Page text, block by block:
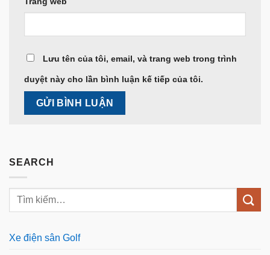
Lưu tên của tôi, email, và trang web trong trình
duyệt này cho lần bình luận kế tiếp của tôi.
SEARCH
Xe điện sân Golf